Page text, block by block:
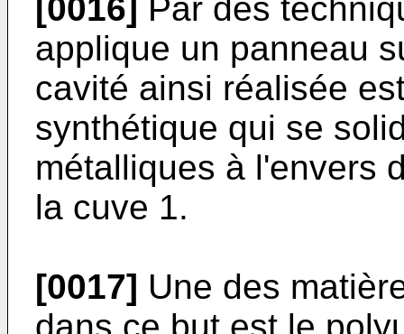
[0016]
Par des
applique un panneau
cavité ainsi réalisée
synthétique qui se
métalliques à l'envers
la cuve 1.
[0017] Une des